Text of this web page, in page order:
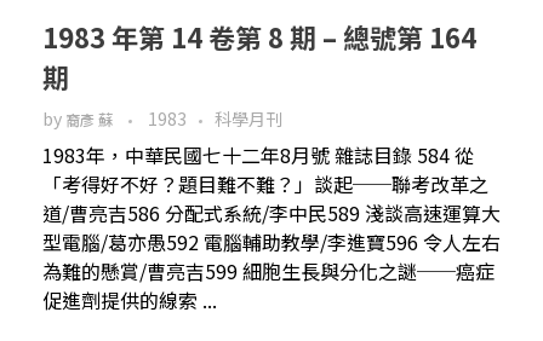
1983 年第 14 卷第 8 期 – 總號第 164
期
by 裔彥 蘇 1983 科學月刊
1983年，中華民國七十二年8月號 雜誌目錄 584 從
「考得好不好？題目難不難？」談起──聯考改革之
道/曹亮吉586 分配式系統/李中民589 淺談高速運算大
型電腦/葛亦愚592 電腦輔助教學/李進寶596 令人左右
為難的懸賞/曹亮吉599 細胞生長與分化之謎──癌症
促進劑提供的線索 ...